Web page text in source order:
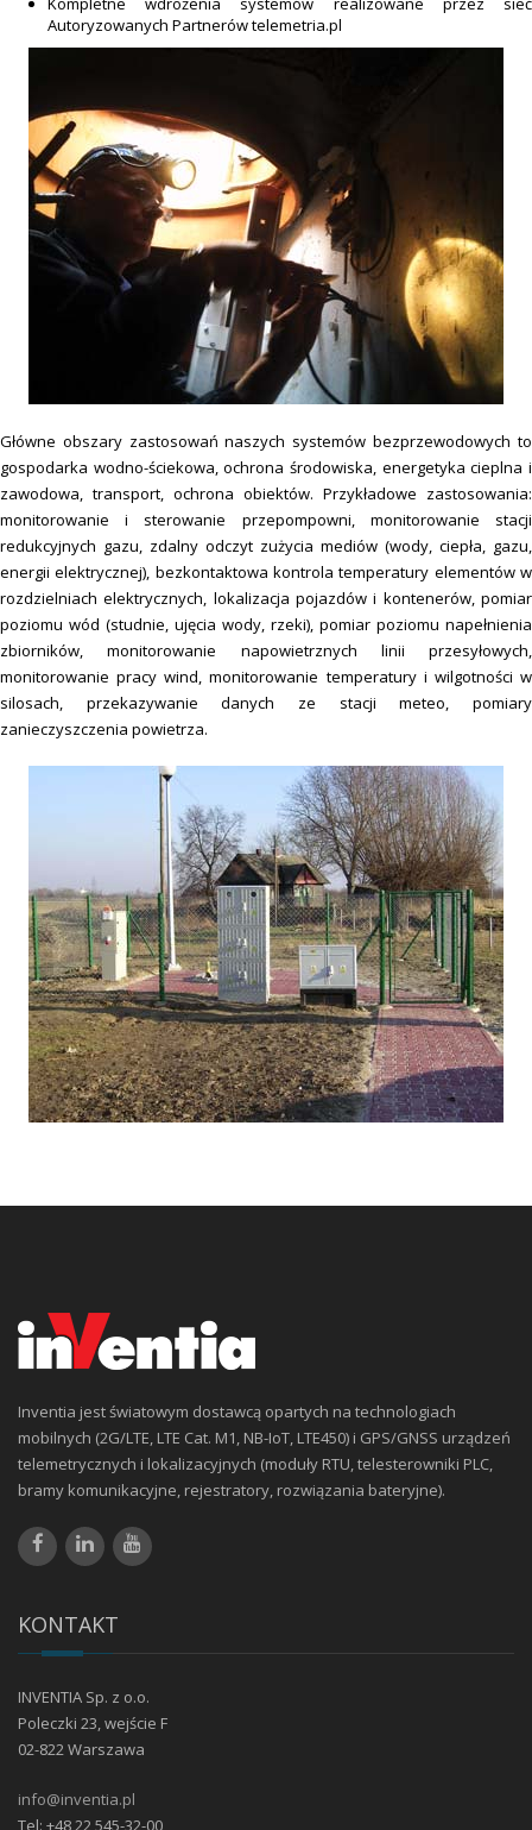
Autoryzowanych Partnerów telemetria.pl
Główne obszary zastosowań naszych systemów bezprzewodowych to
gospodarka wodno-ściekowa, ochrona środowiska, energetyka cieplna i
zawodowa, transport, ochrona obiektów. Przykładowe zastosowania:
monitorowanie i sterowanie przepompowni, monitorowanie stacji
redukcyjnych gazu, zdalny odczyt zużycia mediów (wody, ciepła, gazu,
energii elektrycznej), bezkontaktowa kontrola temperatury elementów w
rozdzielniach elektrycznych, lokalizacja pojazdów i kontenerów, pomiar
poziomu wód (studnie, ujęcia wody, rzeki), pomiar poziomu napełnienia
zbiorników, monitorowanie napowietrznych linii przesyłowych,
monitorowanie pracy wind, monitorowanie temperatury i wilgotności w
silosach, przekazywanie danych ze stacji meteo, pomiary
zanieczyszczenia powietrza.
Inventia jest światowym dostawcą opartych na technologiach
mobilnych (2G/LTE, LTE Cat. M1, NB-IoT, LTE450) i GPS/GNSS urządzeń
telemetrycznych i lokalizacyjnych (moduły RTU, telesterowniki PLC,
bramy komunikacyjne, rejestratory, rozwiązania bateryjne).
KONTAKT
INVENTIA Sp. z o.o.
Poleczki 23, wejście F
02-822 Warszawa
info@inventia.pl
Tel: +48 22 545-32-00